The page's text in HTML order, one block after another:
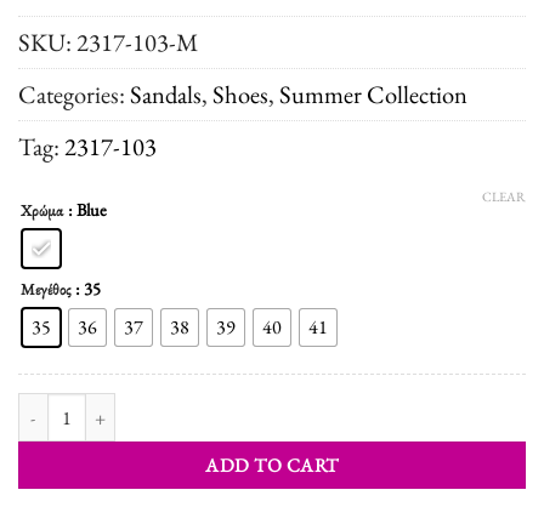
SKU:2317-103-M
Categories:Sandals,Shoes,Summer Collection
Tag:2317-103
Χρώμα : Blue
Μεγέθος : 35
35 36 37 38 39 40 41
CLEAR
ADD TO CART